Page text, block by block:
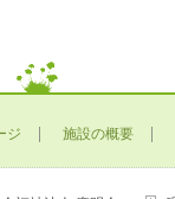
ジ 施設の概要